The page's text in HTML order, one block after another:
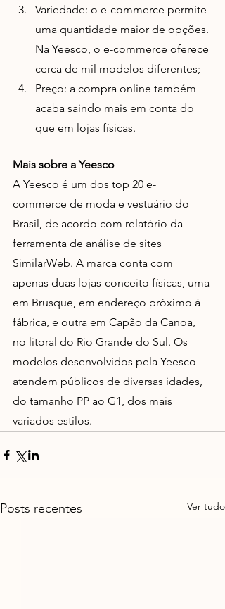
Variedade: o e-commerce permite
uma quantidade maior de opções.
Na Yeesco, o e-commerce oferece
cerca de mil modelos diferentes;
Preço: a compra online também
acaba saindo mais em conta do
que em lojas físicas.
Mais sobre a Yeesco
A Yeesco é um dos top 20 e-
commerce de moda e vestuário do
Brasil, de acordo com relatório da
ferramenta de análise de sites
SimilarWeb. A marca conta com
apenas duas lojas-conceito físicas, uma
em Brusque, em endereço próximo à
fábrica, e outra em Capão da Canoa,
no litoral do Rio Grande do Sul. Os
modelos desenvolvidos pela Yeesco
atendem públicos de diversas idades,
do tamanho PP ao G1, dos mais
variados estilos.
Posts recentes Ver tudo